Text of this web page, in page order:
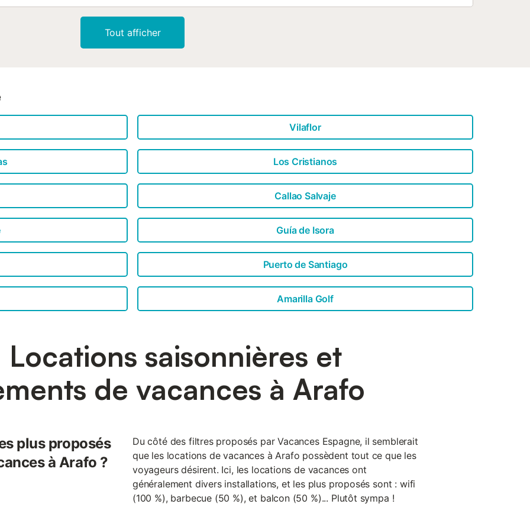
Tout afficher
Vilaflor
Los Cristianos
Callao Salvaje
Guía de Isora
Puerto de Santiago
Amarilla Golf
Locations saisonnières et
de vacances à Arafo
plus proposés
à Arafo ?
Du côté des filtres proposés par Vacances Espagne, il semblerait
que les locations de vacances à Arafo possèdent tout ce que les
voyageurs désirent. Ici, les locations de vacances ont
généralement divers installations, et les plus proposés sont : wifi
(100 %), barbecue (50 %), et balcon (50 %)... Plutôt sympa !